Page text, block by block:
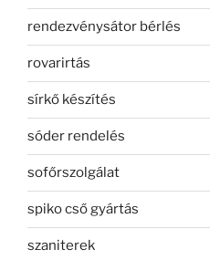
rendezvénysátor bérlés
rovarirtás
sírkő készítés
sóder rendelés
sofőrszolgálat
spiko cső gyártás
szaniterek